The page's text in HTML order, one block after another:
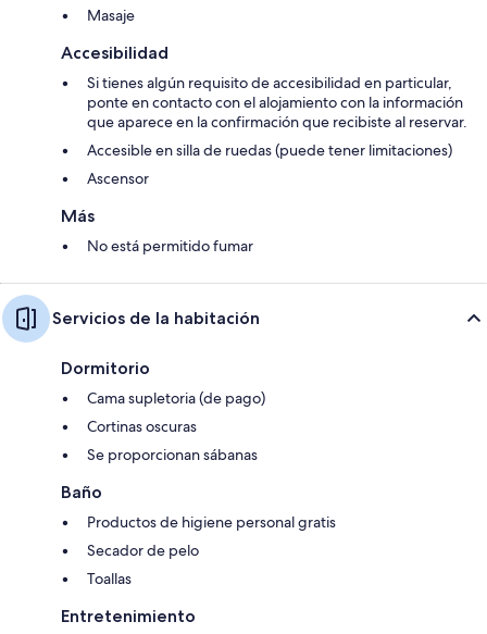
Masaje
Accesibilidad
Si tienes algún requisito de accesibilidad en particular,
ponte en contacto con el alojamiento con la información
que aparece en la confirmación que recibiste al reservar.
Accesible en silla de ruedas (puede tener limitaciones)
Ascensor
Más
No está permitido fumar
Servicios de la habitación
Dormitorio
Cama supletoria (de pago)
Cortinas oscuras
Se proporcionan sábanas
Baño
Productos de higiene personal gratis
Secador de pelo
Toallas
Entretenimiento